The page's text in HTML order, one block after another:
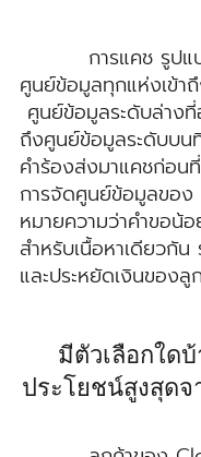
การแคช รูปแบบเ
ศูนย์ข้อมูลทุกแห่งเข้า
ศูนย์ข้อมูลระดับล่างที่
ถึงศูนย์ข้อมูลระดับบ
คำร้องส่งมาแคชก่อน
การจัดศูนย์ข้อมูลขอ
หมายความว่าคำขอน้
สำหรับเนื้อหาเดียวกั
และประหยัดเงินของลู
มีตัวเลือกใด
ประโยชน์สูงสุด